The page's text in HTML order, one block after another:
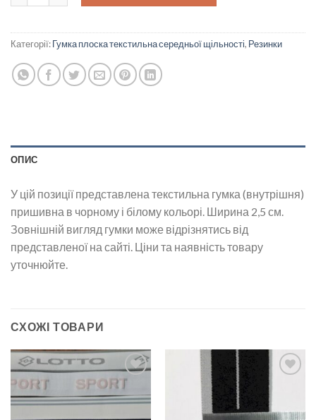
Категорії:Гумка плоска текстильна середньої щільності, Резинки
ОПИС
У цій позиції представлена текстильна гумка (внутрішня)
пришивна в чорному і білому кольорі. Ширина 2,5 см.
Зовнішній вигляд гумки може відрізнятись від
представленої на сайті. Ціни та наявність товару
уточнюйте.
СХОЖІ ТОВАРИ
Додати
до
списку
Додати
бажань